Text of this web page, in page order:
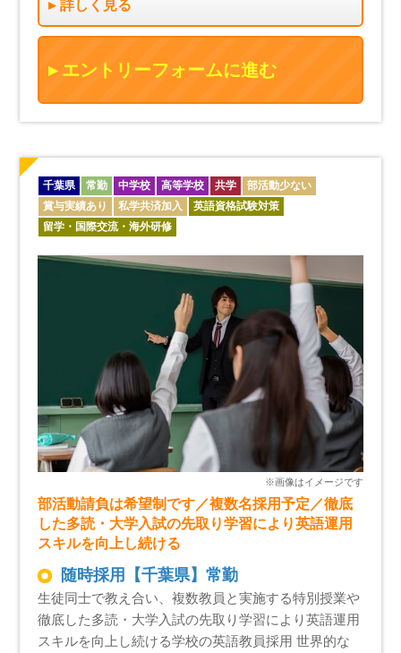
詳しく見る
エントリーフォームに進む
千葉県 常勤 中学校 高等学校 共学
部活動少ない
賞与実績あり
私学共済加入
英語資格試験対策
留学・国際交流・海外研修
部活動請負は希望制です／複数名採用予定／徹底
した多読・大学入試の先取り学習により英語運用
スキルを向上し続ける
随時採用【千葉県】常勤
生徒同士で教え合い、複数教員と実施する特別授業や
徹底した多読・大学入試の先取り学習により英語運用
スキルを向上し続ける学校の英語教員採用 世界的な